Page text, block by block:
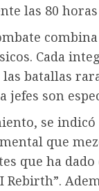
las 80
Cada
las batallas
jefes son
se
que
que ha
Rebirth”.